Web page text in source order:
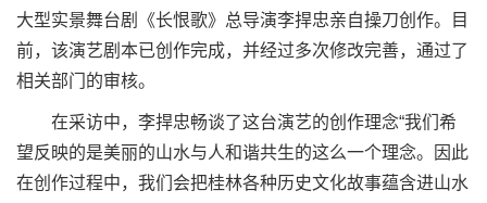
大型实景舞台剧《长恨歌》总导演李捍忠亲自操刀创作。目
前，该演艺剧本已创作完成，并经过多次修改完善，通过了
相关部门的审核。
在采访中，李捍忠畅谈了这台演艺的创作理念“我们希
望反映的是美丽的山水与人和谐共生的这么一个理念。因此
在创作过程中，我们会把桂林各种历史文化故事蕴含进山水